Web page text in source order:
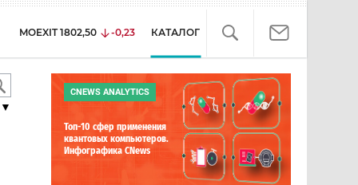
MOEXIT 1802,50 -0,23 КАТАЛОГ
CNEWS ANALYTICS
Топ-10 сфер применения
квантовых компьютеров.
Инфографика CNews